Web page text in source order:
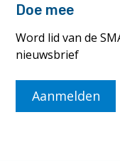
Doe mee
Word lid van de
nieuwsbrief
Aanmelden